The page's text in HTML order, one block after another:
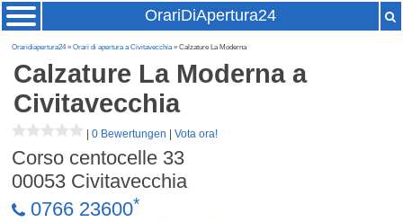
OrariDiApertura24
Oraridiapertura24»Orari di apertura a Civitavecchia» Calzature La Moderna
Calzature La Modernaa
Civitavecchia
|0 Bewertungen |Vota ora!
Corso centocelle 33
00053 Civitavecchia
0766 23600*